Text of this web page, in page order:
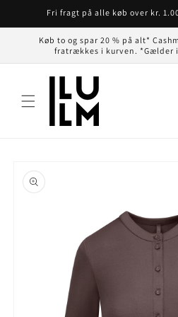
Gå tilFri fragt på alle køb over kr.
Køb to og spar 20 % på alt*
fratrækkes i kurven. *Gælder